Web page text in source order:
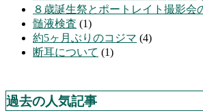
８歳誕生祭とポートレイト撮影会
髄液検査 (1)
約5ヶ月ぶりのコジマ (4)
断耳について (1)
過去の人気記事